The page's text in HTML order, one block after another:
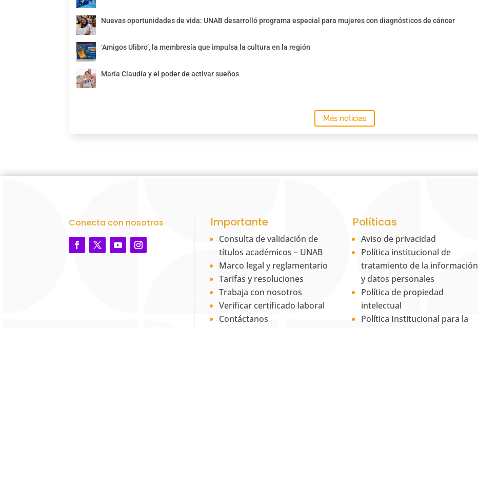
Nuevas oportunidades de vida: UNAB desarrolló programa especial para mujeres con diagnósticos de cáncer
‘Amigos Ulibro’, la membresía que impulsa la cultura en la región
María Claudia y el poder de activar sueños
Más noticias
Conecta con nosotros Importante
Consulta de validación de
títulos académicos – UNAB
Marco legal y reglamentario
Tarifas y resoluciones
Trabaja con nosotros
Verificar certificado laboral
Contáctanos
Políticas
Aviso de privacidad
Política institucional de
tratamiento de la información
y datos personales
Política de propiedad
intelectual
Política Institucional para la